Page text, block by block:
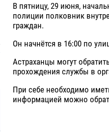
В пятницу, 29 июня,
полиции полковник
граждан.
Он начнётся в 16:00 по
Астраханцы могут
прохождения службы в
При себе необходимо
информацией можно